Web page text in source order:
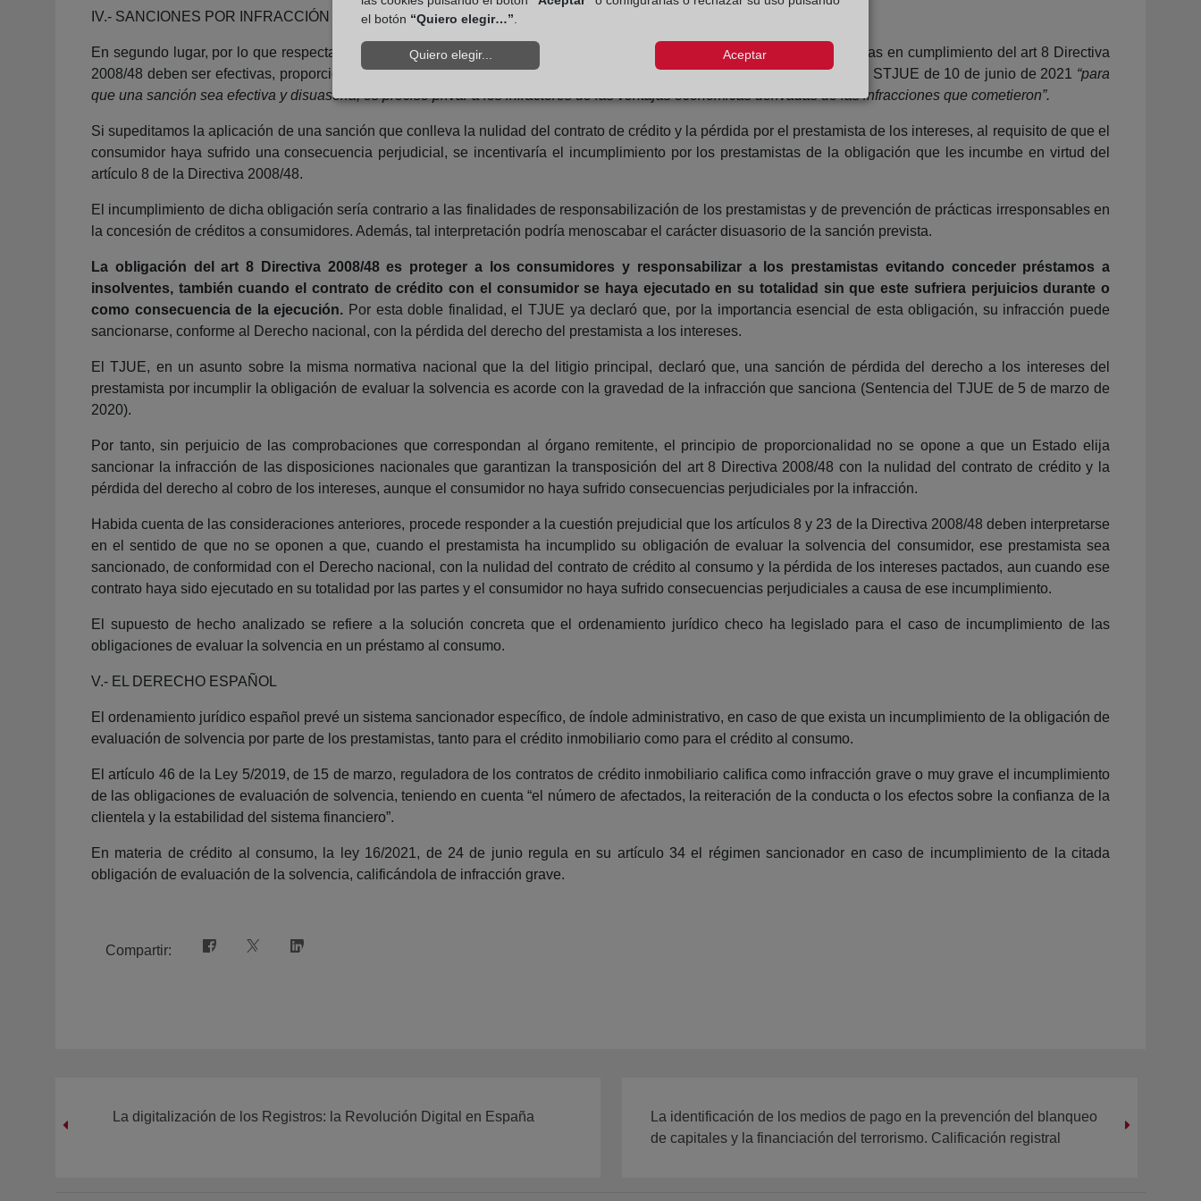
IV.- SANCIONES POR INFRACCIÓN
En segundo lugar, por lo que respecta a las sanciones aplicables por infracción de las disposiciones nacionales aprobadas en cumplimiento del art 8 Directiva
2008/48 deben ser efectivas, proporcionadas, disuasorias y adecuadas a la gravedad de la infracción. Como ya señaló la STJUE de 10 de junio de 2021
“para
que una sanción sea efectiva y disuasoria, es preciso privar a los infractores de las ventajas económicas derivadas de las infracciones que cometieron”.
Si supeditamos la aplicación de una sanción que conlleva la nulidad del contrato de crédito y la pérdida por el prestamista de los intereses, al requisito de que el
consumidor haya sufrido una consecuencia perjudicial, se incentivaría el incumplimiento por los prestamistas de la obligación que les incumbe en virtud del
artículo 8 de la Directiva 2008/48.
El incumplimiento de dicha obligación sería contrario a las finalidades de responsabilización de los prestamistas y de prevención de prácticas irresponsables en
la concesión de créditos a consumidores. Además, tal interpretación podría menoscabar el carácter disuasorio de la sanción prevista.
La obligación del art 8 Directiva 2008/48 es proteger a los consumidores y responsabilizar a los prestamistas evitando conceder préstamos a
insolventes, también cuando el contrato de crédito con el consumidor se haya ejecutado en su totalidad sin que este sufriera perjuicios durante o
como consecuencia de la ejecución. Por esta doble finalidad, el TJUE ya declaró que, por la importancia esencial de esta obligación, su infracción puede
sancionarse, conforme al Derecho nacional, con la pérdida del derecho del prestamista a los intereses.
El TJUE, en un asunto sobre la misma normativa nacional que la del litigio principal, declaró que, una sanción de pérdida del derecho a los intereses del
prestamista por incumplir la obligación de evaluar la solvencia es acorde con la gravedad de la infracción que sanciona (Sentencia del TJUE de 5 de marzo de
2020).
Por tanto, sin perjuicio de las comprobaciones que correspondan al órgano remitente, el principio de proporcionalidad no se opone a que un Estado elija
sancionar la infracción de las disposiciones nacionales que garantizan la transposición del art 8 Directiva 2008/48 con la nulidad del contrato de crédito y la
pérdida del derecho al cobro de los intereses, aunque el consumidor no haya sufrido consecuencias perjudiciales por la infracción.
Habida cuenta de las consideraciones anteriores, procede responder a la cuestión prejudicial que los artículos 8 y 23 de la Directiva 2008/48 deben interpretarse
en el sentido de que no se oponen a que, cuando el prestamista ha incumplido su obligación de evaluar la solvencia del consumidor, ese prestamista sea
sancionado, de conformidad con el Derecho nacional, con la nulidad del contrato de crédito al consumo y la pérdida de los intereses pactados, aun cuando ese
contrato haya sido ejecutado en su totalidad por las partes y el consumidor no haya sufrido consecuencias perjudiciales a causa de ese incumplimiento.
El supuesto de hecho analizado se refiere a la solución concreta que el ordenamiento jurídico checo ha legislado para el caso de incumplimiento de las
obligaciones de evaluar la solvencia en un préstamo al consumo.
V.- EL DERECHO ESPAÑOL
El ordenamiento jurídico español prevé un sistema sancionador específico, de índole administrativo, en caso de que exista un incumplimiento de la obligación de
evaluación de solvencia por parte de los prestamistas, tanto para el crédito inmobiliario como para el crédito al consumo.
El artículo 46 de la Ley 5/2019, de 15 de marzo, reguladora de los contratos de crédito inmobiliario califica como infracción grave o muy grave el incumplimiento
de las obligaciones de evaluación de solvencia, teniendo en cuenta “el número de afectados, la reiteración de la conducta o los efectos sobre la confianza de la
clientela y la estabilidad del sistema financiero”.
En materia de crédito al consumo, la ley 16/2021, de 24 de junio regula en su artículo 34 el régimen sancionador en caso de incumplimiento de la citada
obligación de evaluación de la solvencia, calificándola de infracción grave.
Compartir:
La digitalización de los Registros: la Revolución Digital en España
La identificación de los medios de pago en la prevención del blanqueo
de capitales y la financiación del terrorismo. Calificación registral
el botón “Quiero elegir…”
Quiero elegir... Aceptar